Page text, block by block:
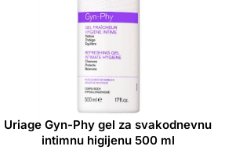
Uriage Gyn-Phy gel za svakodnevnu
intimnu higijenu 500 ml